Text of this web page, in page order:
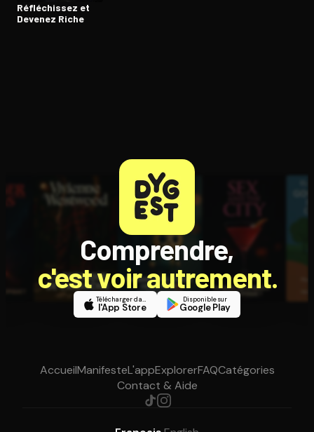
Ré­flé­chis­sez et
Devenez Riche
Comprendre,
c'est voir autrement.
Télécharger dans
l'App Store
Disponible sur
Google Play
AccueilManifesteL'appExplorerFAQCatégories
Contact & Aide